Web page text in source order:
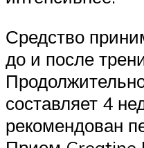
Средство
до и после
составляет 4
рекомендован